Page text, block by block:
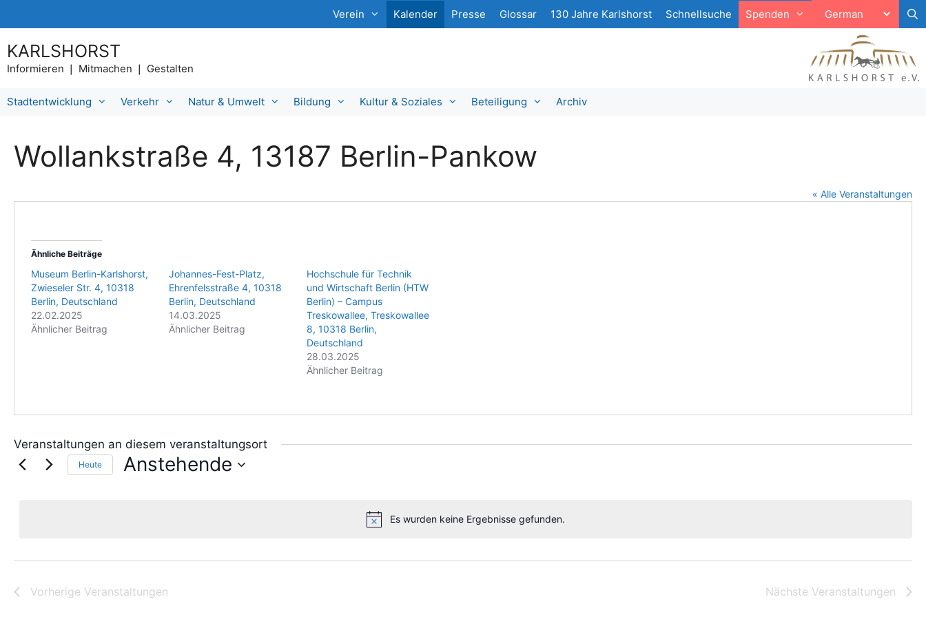
Verein Kalender Presse Glossar 130 Jahre Karlshorst Schnellsuche Spenden
KARLSHORST
Informieren ❘ Mitmachen ❘ Gestalten
Stadtentwicklung Verkehr Natur & Umwelt Bildung Kultur & Soziales Beteiligung Archiv
Wollankstraße 4, 13187 Berlin-Pankow
« Alle Veranstaltungen
Ähnliche Beiträge
Museum Berlin-Karlshorst,
Zwieseler Str. 4, 10318
Berlin, Deutschland
22.02.2025
Ähnlicher Beitrag
Johannes-Fest-Platz,
Ehrenfelsstraße 4, 10318
Berlin, Deutschland
14.03.2025
Ähnlicher Beitrag
Hochschule für Technik
und Wirtschaft Berlin (HTW
Berlin) – Campus
Treskowallee, Treskowallee
8, 10318 Berlin,
Deutschland
28.03.2025
Ähnlicher Beitrag
Veranstaltungen an diesem veranstaltungsort
H
Es wurden keine Ergebnisse gefunden.
Heute Anstehende
Vorherige Veranstaltungen Nächste Veranstaltungen